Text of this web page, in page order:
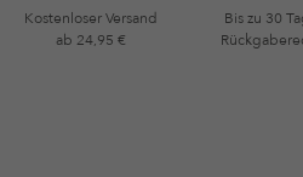
Kostenloser Versand
ab 24,95 €
Bis zu 30